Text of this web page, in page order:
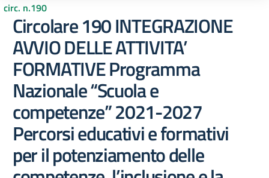
circ. n.190
Circolare 190 INTEGRAZIONE
AVVIO DELLE ATTIVITA’
FORMATIVE Programma
Nazionale “Scuola e
competenze” 2021-2027
Percorsi educativi e formativi
per il potenziamento delle